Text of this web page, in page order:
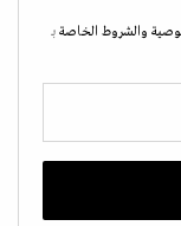
والشروط الخاصة بـ